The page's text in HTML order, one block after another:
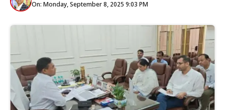
On: Monday, September 8, 2025 9:03 PM